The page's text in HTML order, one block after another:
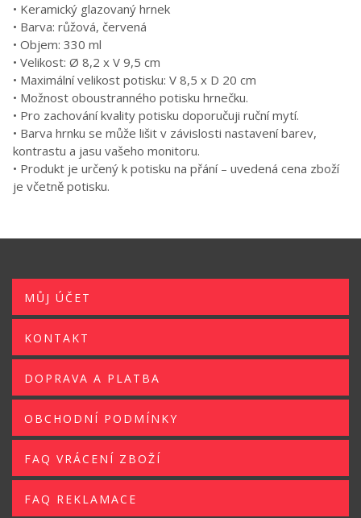
• Keramický glazovaný hrnek
• Barva: růžová, červená
• Objem: 330 ml
• Velikost: Ø 8,2 x V 9,5 cm
• Maximální velikost potisku: V 8,5 x D 20 cm
• Možnost oboustranného potisku hrnečku.
• Pro zachování kvality potisku doporučuji ruční mytí.
• Barva hrnku se může lišit v závislosti nastavení barev,
kontrastu a jasu vašeho monitoru.
• Produkt je určený k potisku na přání – uvedená cena zboží
je včetně potisku.
MŮJ ÚČET
KONTAKT
DOPRAVA A PLATBA
OBCHODNÍ PODMÍNKY
FAQ VRÁCENÍ ZBOŽÍ
FAQ REKLAMACE